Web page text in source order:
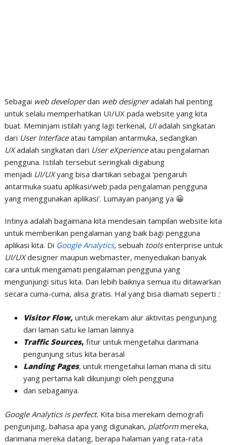
Sebagai web developerdan web designeradalah hal penting
untuk selalu memperhatikan UI/UX pada website yang kita
buat. Meminjam istilah yang lagi terkenal, UIadalah singkatan
dari User Interfaceatau tampilan antarmuka, sedangkan
UXadalah singkatan dari User eXperienceatau pengalaman
pengguna. Istilah tersebut seringkali digabung
menjadi UI/UXyang bisa diartikan sebagai ‘pengaruh
antarmuka suatu aplikasi/web pada pengalaman pengguna
yang menggunakan aplikasi’. Lumayan panjang ya 😀
Intinya adalah bagaimana kita mendesain tampilan website kita
untuk memberikan pengalaman yang baik bagi pengguna
aplikasi kita. Di Google Analytics, sebuah toolsenterprise untuk
UI/UXdesigner maupun webmaster, menyediakan banyak
cara untuk mengamati pengalaman pengguna yang
mengunjungi situs kita. Dan lebih baiknya semua itu ditawarkan
secara cuma-cuma, alisa gratis. Hal yang bisa diamati seperti :
Visitor Flow, untuk merekam alur aktivitas pengunjung
dari laman satu ke laman lainnya
Traffic Sources,fitur untuk mengetahui darimana
pengunjung situs kita berasal
Landing Pages,untuk mengetahui laman mana di situ
yang pertama kali dikunjungi oleh pengguna
dan sebagainya.
Google Analytics is perfect. Kita bisa merekam demografi
pengunjung, bahasa apa yang digunakan, platformmereka,
darimana mereka datang, berapa halaman yang rata-rata